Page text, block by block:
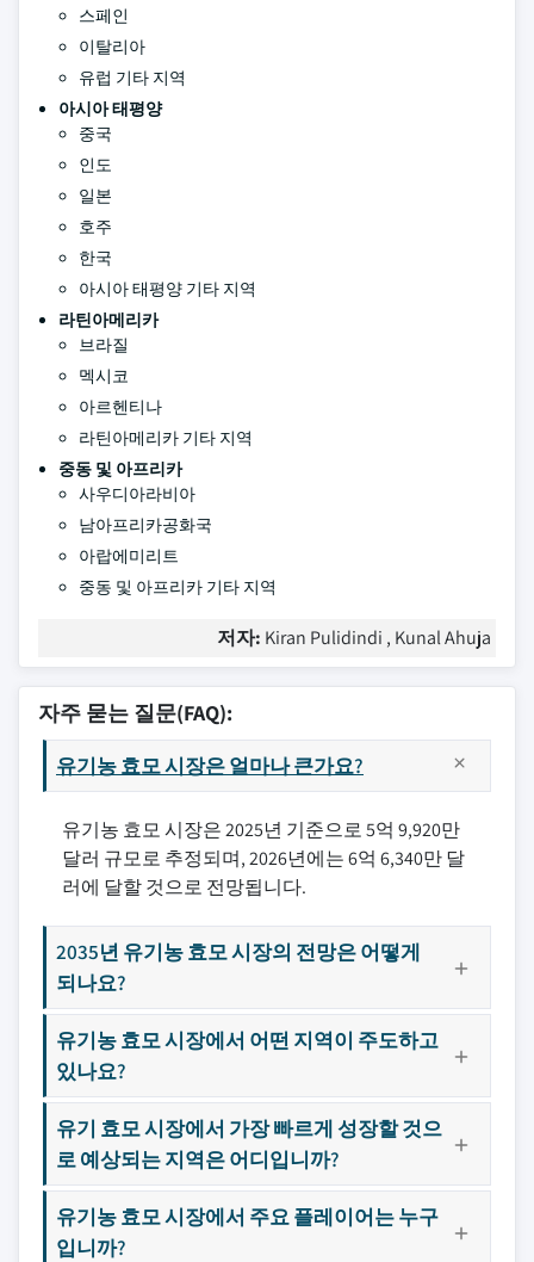
스페인
이탈리아
유럽 기타 지역
아시아 태평양
중국
인도
일본
호주
한국
아시아 태평양 기타 지역
라틴아메리카
브라질
멕시코
아르헨티나
라틴아메리카 기타 지역
중동 및 아프리카
사우디아라비아
남아프리카공화국
아랍에미리트
중동 및 아프리카 기타 지역
저자: Kiran Pulidindi , Kunal Ahuja
자주 묻는 질문(FAQ):
유기농 효모 시장은 얼마나 큰가요?
유기농 효모 시장은 2025년 기준으로 5억 9,920만
달러 규모로 추정되며, 2026년에는 6억 6,340만 달
러에 달할 것으로 전망됩니다.
2035년 유기농 효모 시장의 전망은 어떻게
되나요?
유기농 효모 시장에서 어떤 지역이 주도하고
있나요?
유기 효모 시장에서 가장 빠르게 성장할 것으
로 예상되는 지역은 어디입니까?
유기농 효모 시장에서 주요 플레이어는 누구
입니까?